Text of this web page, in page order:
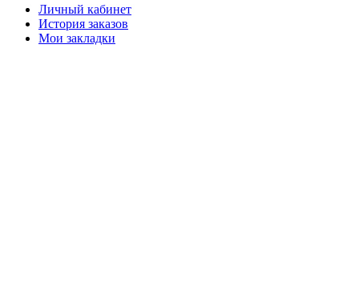
Личный кабинет
История заказов
Мои закладки